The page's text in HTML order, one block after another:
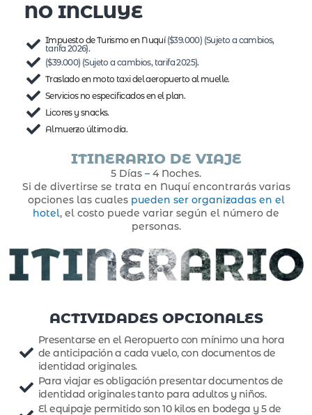
NO INCLUYE
Impuesto de Turismo en Nuquí($39.000) (Sujeto a cambios,
tarifa 2026).
($39.000) (Sujeto a cambios, tarifa 2025).
Traslado en moto taxi del aeropuerto al muelle.
Servicios no especificados en el plan.
Licores y snacks.
Almuerzo último día.
ITINERARIO DE VIAJE
5 Días – 4 Noches.
Si de divertirse se trata en Nuquí encontrarás varias
opciones las cuales pueden ser organizadas en el
hotel, el costo puede variar según el número de
personas.
ACTIVIDADES OPCIONALES
Presentarse en el Aeropuerto con mínimo una hora
de anticipación a cada vuelo, con documentos de
identidad originales.
Para viajar es obligación presentar documentos de
identidad originales tanto para adultos y niños.
El equipaje permitido son 10 kilos en bodega y 5 de